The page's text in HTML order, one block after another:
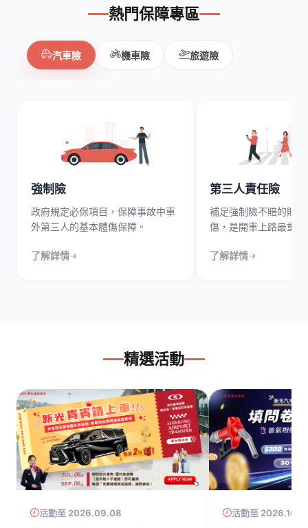
熱門保障專區
汽車險 機車險 旅遊險
強制險
政府規定必保項目，保障事故中車
外第三人的基本體傷保障。
了解詳情
第三人責任險
補足強制險不賠的財
傷，是開車上路最重
了解詳情
精選活動
活動至 2026.09.08 活動至